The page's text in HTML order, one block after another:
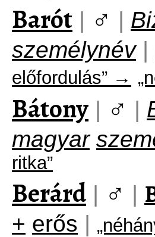
Barót | ♂ |
személynév |
előfordulás” →
Bátony | ♂ |
magyar
ritka”
Berárd | ♂ |
+ erős |